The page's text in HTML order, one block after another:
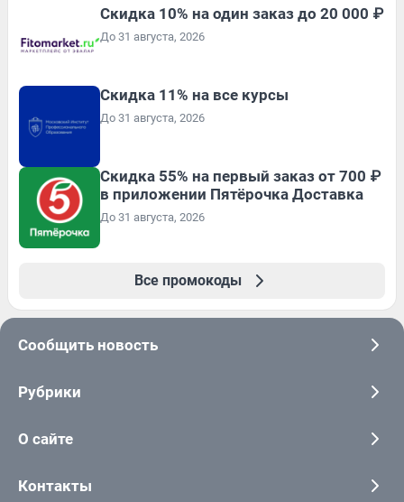
Скидка 10% на один заказ до 20 000 ₽
До 31 августа, 2026
Скидка 11% на все курсы
До 31 августа, 2026
Скидка 55% на первый заказ от 700 ₽
в приложении Пятёрочка Доставка
До 31 августа, 2026
Все промокоды
Сообщить новость
Рубрики
О сайте
Контакты